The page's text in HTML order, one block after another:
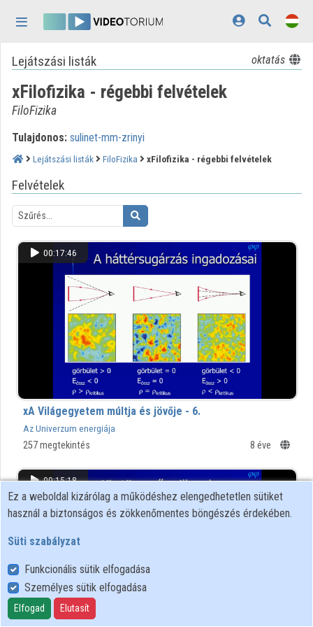
Kezdőlap
Bejelentkezés
Lejátszási listák
Intézmények
Közreműködők
Megjelenés:
Lejátszási listák oktatás
xFilofizika - régebbi felvételek
FiloFizika
Tulajdonos: sulinet-mm-zrinyi
Lejátszási listák FiloFizika xFilofizika - régebbi felvételek
Felvételek
00:17:46
xA Világegyetem múltja és jövője - 6.
Az Univerzum energiája
257 megtekintés 8 éve
00:15:18
Ez a weboldal kizárólag a működéshez elengedhetetlen sütiket
használ a biztonságos és zökkenőmentes böngészés érdekében.
Süti szabályzat
Funkcionális sütik elfogadása
Személyes sütik elfogadása
Elfogad Elutasít